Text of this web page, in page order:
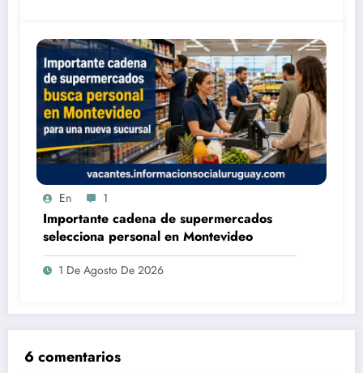
En 1
Importante cadena de supermercados
selecciona personal en Montevideo
1 De Agosto De 2026
6 comentarios